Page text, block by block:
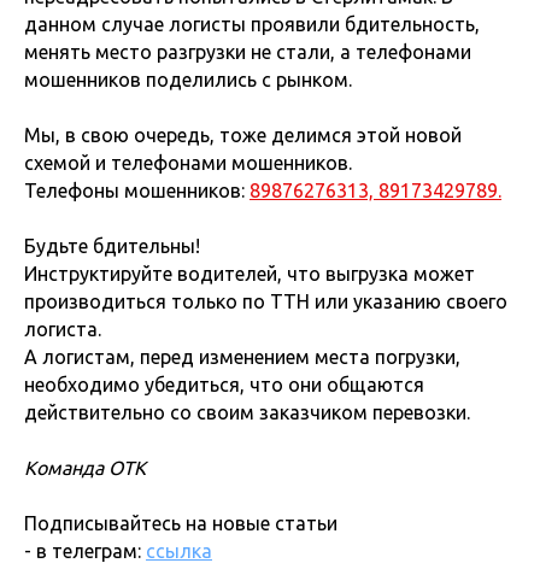
данном случае логисты проявили бдительность,
менять место разгрузки не стали, а телефонами
мошенников поделились с рынком.
Мы, в свою очередь, тоже делимся этой новой
схемой и телефонами мошенников.
Телефоны мошенников: 89876276313, 89173429789.
Будьте бдительны!
Инструктируйте водителей, что выгрузка может
производиться только по ТТН или указанию своего
логиста.
А логистам, перед изменением места погрузки,
необходимо убедиться, что они общаются
действительно со своим заказчиком перевозки.
Команда ОТК
Подписывайтесь на новые статьи
- в телеграм: ссылка